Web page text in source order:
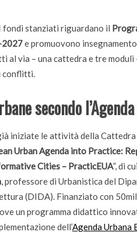
fondi stanziati riguardano il
2027e promuovono
via – una cattedra e tre moduli
conflitti.
secondo
iniziate le attività della Cattedra
Urban Agenda into Practice:
Cities – PracticEUA”, di
, professore di Urbanistica del
(DIDA). Finanziato con
un programma didattico
dell’Agenda Urbana
Didattica